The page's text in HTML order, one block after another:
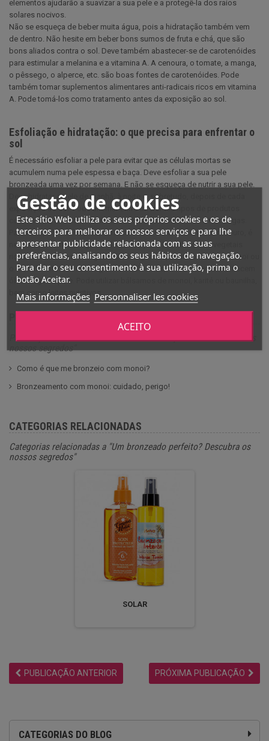
Gestão de cookies
Este sítio Web utiliza os seus próprios cookies e os de
terceiros para melhorar os nossos serviços e para lhe
apresentar publicidade relacionada com as suas
preferências, analisando os seus hábitos de navegação.
Para dar o seu consentimento à sua utilização, prima o
botão Aceitar.
Mais informações Personnaliser les cookies
ACEITO
CATEGORIAS DO BLOG
elementos ajudarão a suavizar a sua pele e a protegê-la dos raios
solares nocivos.
Não se esqueça de beber muita água, pois a hidratação também vem
de dentro. Não hesite em beber bons sumos de fruta e chá, que são
bons aliados contra o sol. Deve também abastecer-se de carotenóides
para estimular a melanina e a vitamina A. A cenoura, o tomate, a manga,
o pêssego, o alperce, etc. são boas fontes de carotenóides. Pode
também tomar suplementos alimentares anti-radicais ricos em vitamina
A. Pode tomá-los como tratamento antes da exposição ao sol.
Esfoliação e hidratação: o que precisa para enfrentar o
sol
É necessário esfoliar a pele para evitar que as células mortas se
acumulem numa pele espessa e baça. Deve esfoliar a sua pele
bronzeada uma vez por semana. E não se esqueça de nutrir a sua pele.
Deve hidratar a pele de manhã, à noite e, sobretudo, depois de cada
exposição ao sol. Pode alternar entre diferentes tipos de produtos
cosméticos, tais como cremes, leites, óleos, bálsamos e manteigas.
Para uma pele flexível, lisa, elástica e com um bronzeado duradouro, é
necessário fornecer água e óleo à sua pele. Escolha óleos vegetais
ricos em vitaminas, ómegas e ácidos gordos, como o óleo de monoï ou
o óleo de leite de coco virgem. Os bálsamos, leites e cremes fornecem
óleo e água à pele. Pode utilizar bálsamos de monoi, karité ou baunilha,
bem como leites nutritivos.
Publicações relacionadas a "Um bronzeado perfeito? Descubra os
nossos segredos"
Como é que me bronzeio com monoi?
Bronzeamento com monoi: cuidado, perigo!
CATEGORIAS RELACIONADAS
Categorias relacionadas a "Um bronzeado perfeito? Descubra os
nossos segredos"
SOLAR
PUBLICAÇÃO ANTERIOR PRÓXIMA PUBLICAÇÃO